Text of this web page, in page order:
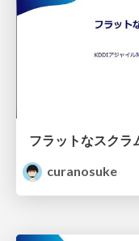
フラットなスクラ
curanosuke